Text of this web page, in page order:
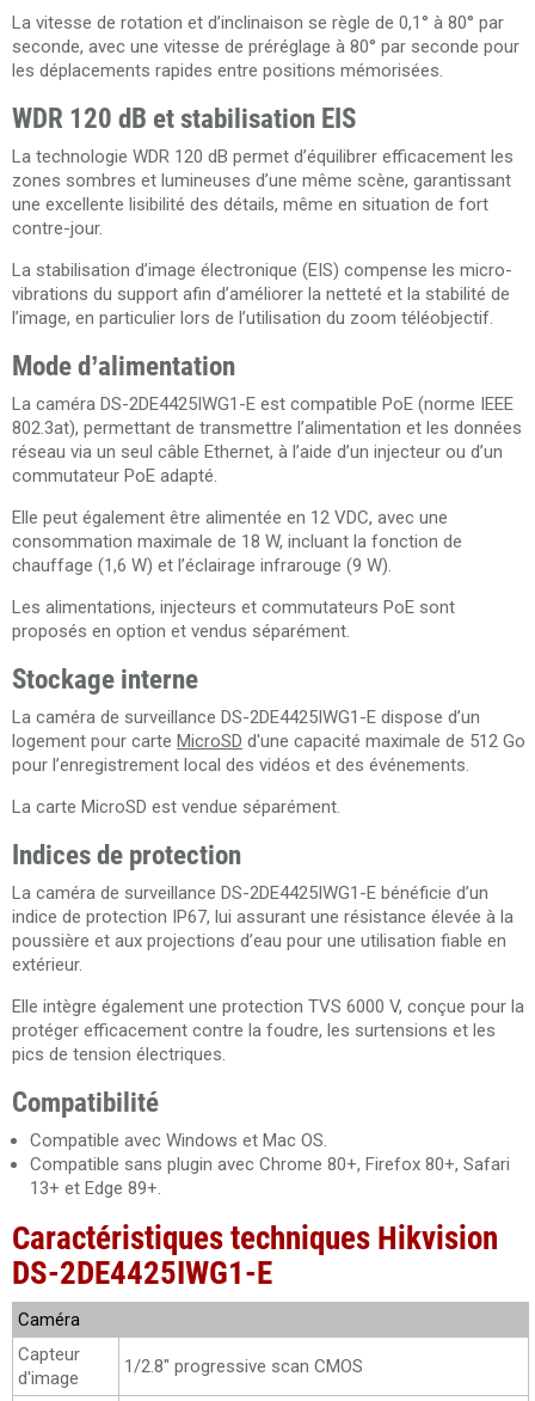
La vitesse de rotation et d’inclinaison se règle de 0,1° à 80° par
seconde, avec une vitesse de préréglage à 80° par seconde pour
les déplacements rapides entre positions mémorisées.
WDR 120 dB et stabilisation EIS
La technologie WDR 120 dB permet d’équilibrer efficacement les
zones sombres et lumineuses d’une même scène, garantissant
une excellente lisibilité des détails, même en situation de fort
contre-jour.
La stabilisation d’image électronique (EIS) compense les micro-
vibrations du support afin d’améliorer la netteté et la stabilité de
l’image, en particulier lors de l’utilisation du zoom téléobjectif.
Mode d’alimentation
La caméra DS-2DE4425IWG1-E est compatible PoE (norme IEEE
802.3at), permettant de transmettre l’alimentation et les données
réseau via un seul câble Ethernet, à l’aide d’un injecteur ou d’un
commutateur PoE adapté.
Elle peut également être alimentée en 12 VDC, avec une
consommation maximale de 18 W, incluant la fonction de
chauffage (1,6 W) et l’éclairage infrarouge (9 W).
Les alimentations, injecteurs et commutateurs PoE sont
proposés en option et vendus séparément.
Stockage interne
La caméra de surveillance DS-2DE4425IWG1-E dispose d’un
logement pour carte MicroSD d'une capacité maximale de 512 Go
pour l’enregistrement local des vidéos et des événements.
La carte MicroSD est vendue séparément.
Indices de protection
La caméra de surveillance DS-2DE4425IWG1-E bénéficie d’un
indice de protection IP67, lui assurant une résistance élevée à la
poussière et aux projections d’eau pour une utilisation fiable en
extérieur.
Elle intègre également une protection TVS 6000 V, conçue pour la
protéger efficacement contre la foudre, les surtensions et les
pics de tension électriques.
Compatibilité
Compatible avec Windows et Mac OS.
Compatible sans plugin avec Chrome 80+, Firefox 80+, Safari
13+ et Edge 89+.
Caractéristiques techniques Hikvision
DS-2DE4425IWG1-E
Caméra
Capteur
d'image
1/2.8" progressive scan CMOS